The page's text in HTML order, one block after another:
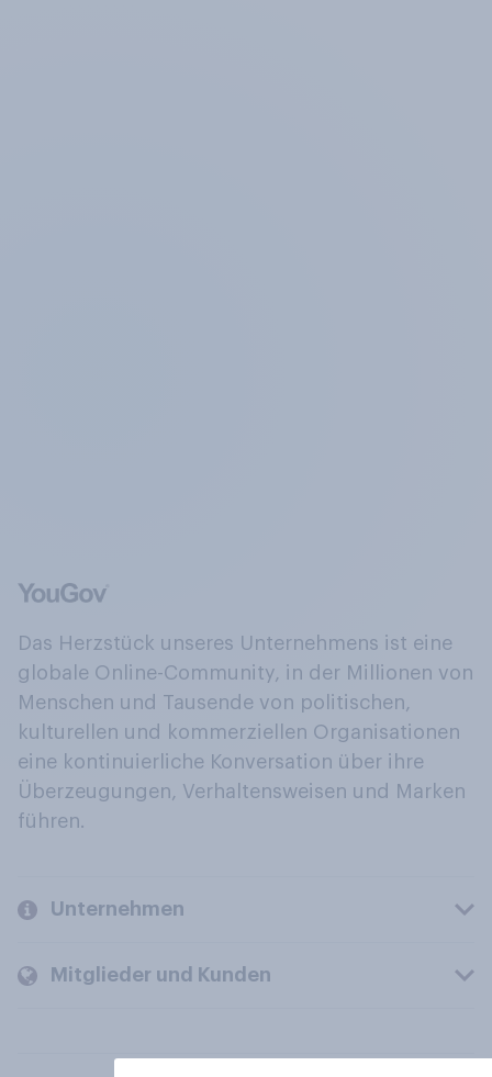
Das Herzstück unseres Unternehmens ist eine
globale Online-Community, in der Millionen von
Menschen und Tausende von politischen,
kulturellen und kommerziellen Organisationen
eine kontinuierliche Konversation über ihre
Überzeugungen, Verhaltensweisen und Marken
führen.
Unternehmen
Mitglieder und Kunden